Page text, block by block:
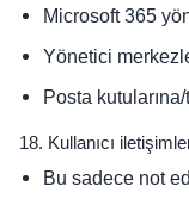
Microsoft 365
Yönetici
Posta
18. Kullanıcı
Bu sadece not